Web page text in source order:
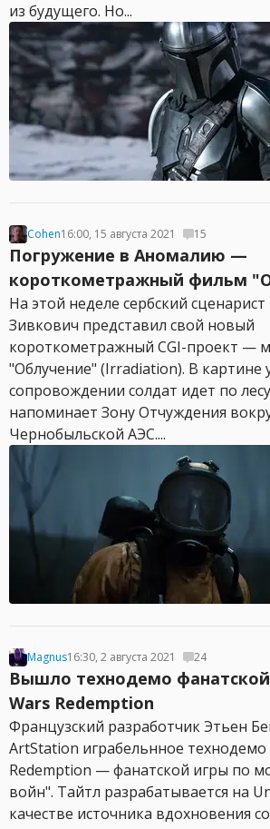
из будущего. Но...
Cohen16:00, 15 августа 2021 15
Погружение в Аномалию —
короткометражный фильм
На этой неделе сербский
Зивкович представил свой новый
короткометражный CGI-проект —
"Облучение" (Irradiation). В картине
сопровождении солдат идет по
напоминает Зону Отчуждения
Чернобыльской АЭС....
Magnus16:30, 2 августа 2021 24
Вышло технодемо
Wars Redemption
Французский разработчик Этьен
ArtStation играбельнное технодемо
Redemption — фанатской игры по
войн". Тайтл разрабатывается на
качестве источника вдохновения